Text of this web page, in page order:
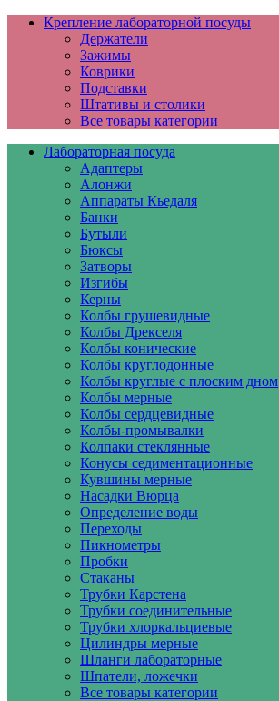
Крепление лабораторной посуды
Держатели
Зажимы
Коврики
Подставки
Штативы и столики
Все товары категории
Лабораторная посуда
Адаптеры
Алонжи
Аппараты Кьедаля
Банки
Бутыли
Бюксы
Затворы
Изгибы
Керны
Колбы грушевидные
Колбы Дрекселя
Колбы конические
Колбы круглодонные
Колбы круглые с плоским дном
Колбы мерные
Колбы сердцевидные
Колбы-промывалки
Колпаки стеклянные
Конусы седиментационные
Кувшины мерные
Насадки Вюрца
Определение воды
Переходы
Пикнометры
Пробки
Стаканы
Трубки Карстена
Трубки соединительные
Трубки хлоркальциевые
Цилиндры мерные
Шланги лабораторные
Шпатели, ложечки
Все товары категории